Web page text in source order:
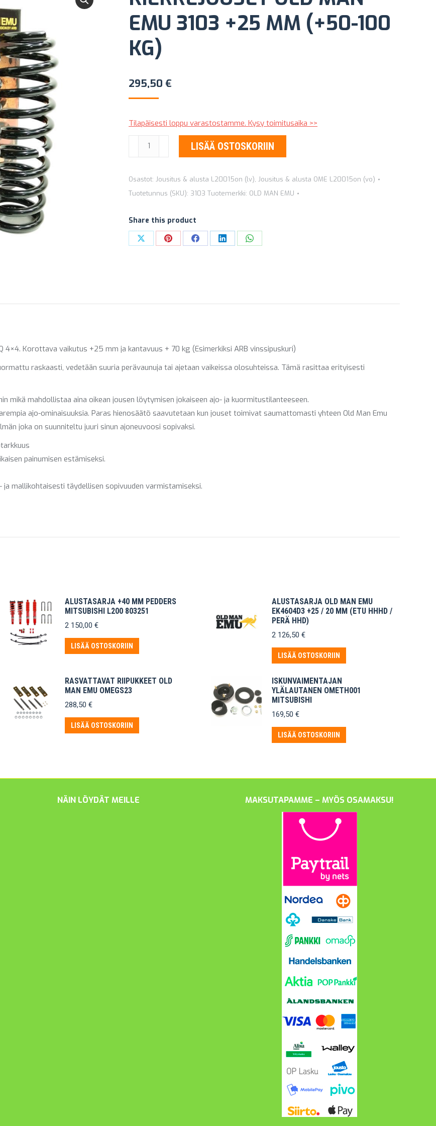
EMU 3103 +25 MM (+50-100
KG)
295,50 €
Tilapäisesti loppu varastostamme. Kysy toimitusaika >>
KIERREJOUSET
OLD
EMU
3103
MM
(+50-
LISÄÄ OSTOSKORIIN
Osastot: Jousitus & alusta L20015on (lv), Jousitus & alusta OME L20015on (vo)
Tuotetunnus (SKU): 3103 Tuotemerkki: OLD MAN EMU
Share this product
Share Share Share Share Share
4×4. Korottava vaikutus +25 mm ja kantavuus + 70 kg (Esimerkiksi ARB vinssipuskuri)
raskaasti, vedetään suuria perävaunuja tai ajetaan vaikeissa olosuhteissa. Tämä rasittaa erityisesti
mikä mahdollistaa aina oikean jousen löytymisen jokaiseen ajo- ja kuormitustilanteeseen.
ajo-ominaisuuksia. Paras hienosäätö saavutetaan kun jouset toimivat saumattomasti yhteen Old Man Emu
joka on suunniteltu juuri sinun ajoneuvoosi sopivaksi.
painumisen estämiseksi.
mallikohtaisesti täydellisen sopivuuden varmistamiseksi.
ALUSTASARJA +40 MM PEDDERS
MITSUBISHI L200 803251
2 150,00 €
LISÄÄ OSTOSKORIIN
ALUSTASARJA OLD MAN EMU
EK4604D3 +25 / 20 MM (ETU HHHD /
PERÄ HHD)
2 126,50 €
LISÄÄ OSTOSKORIIN
RASVATTAVAT RIIPUKKEET OLD
MAN EMU OMEGS23
288,50 €
LISÄÄ OSTOSKORIIN
ISKUNVAIMENTAJAN
YLÄLAUTANEN OMETH001
MITSUBISHI
169,50 €
LISÄÄ OSTOSKORIIN
NÄIN LÖYDÄT MEILLE MAKSUTAPAMME – MYÖS OSAMAKSU!